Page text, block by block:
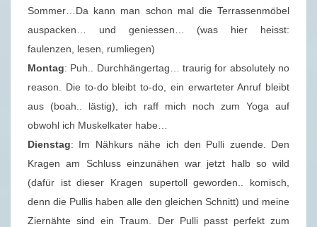
0
1
(
2
3
2
0
1
9
)
Sommer…Da kann man schon mal die Terrassenmöbel
auspacken… und geniessen… (was hier heisst:
faulenzen, lesen, rumliegen)
Montag: Puh.. Durchhängertag… traurig for absolutely no
reason. Die to-do bleibt to-do, ein erwarteter Anruf bleibt
aus (boah.. lästig), ich raff mich noch zum Yoga auf
obwohl ich Muskelkater habe…
Dienstag: Im Nähkurs nähe ich den Pulli zuende. Den
Kragen am Schluss einzunähen war jetzt halb so wild
(dafür ist dieser Kragen supertoll geworden.. komisch,
denn die Pullis haben alle den gleichen Schnitt) und meine
Ziernähte sind ein Traum. Der Pulli passt perfekt zum